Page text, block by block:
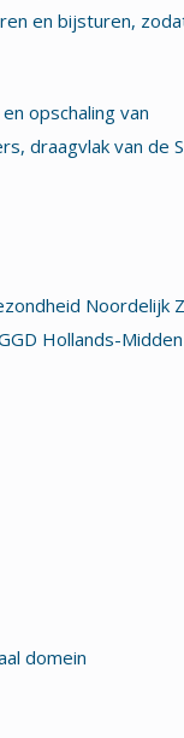
en bijsturen,
opschaling van
draagvlak van de
Noordelijk
Hollands-Midden
domein